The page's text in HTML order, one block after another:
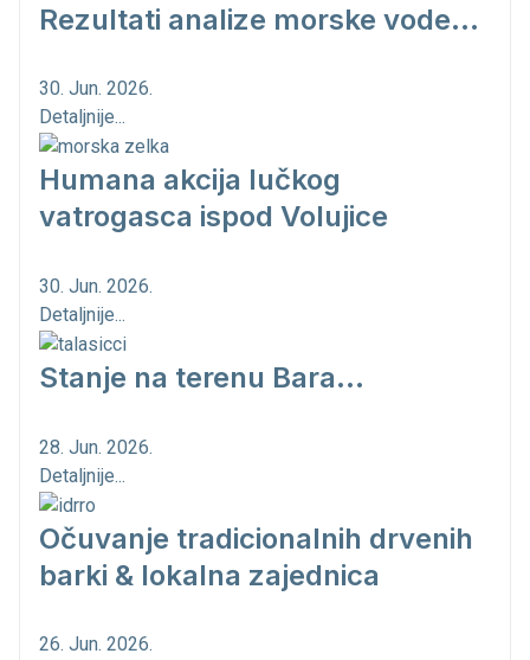
Rezultati analize morske vode...
30. Jun. 2026.
Detaljnije...
Humana akcija lučkog
vatrogasca ispod Volujice
30. Jun. 2026.
Detaljnije...
Stanje na terenu Bara...
28. Jun. 2026.
Detaljnije...
Očuvanje tradicionalnih drvenih
barki & lokalna zajednica
26. Jun. 2026.